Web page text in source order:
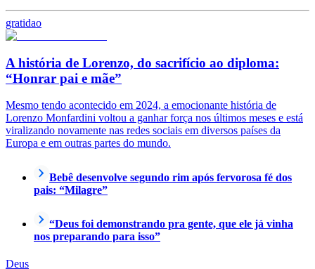
gratidao
A história de Lorenzo, do sacrifício ao diploma:
“Honrar pai e mãe”
Mesmo tendo acontecido em 2024, a emocionante história de
Lorenzo Monfardini voltou a ganhar força nos últimos meses e está
viralizando novamente nas redes sociais em diversos países da
Europa e em outras partes do mundo.
Bebê desenvolve segundo rim após fervorosa fé dos
pais: “Milagre”
“Deus foi demonstrando pra gente, que ele já vinha
nos preparando para isso”
Deus